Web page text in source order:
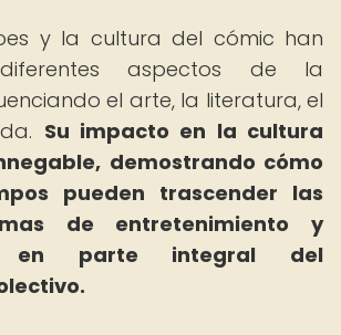
y la cultura del cómic han
aspectos de la
el arte, la literatura, el
Su impacto en la cultura
demostrando cómo
pueden trascender las
de entretenimiento y
en parte integral del